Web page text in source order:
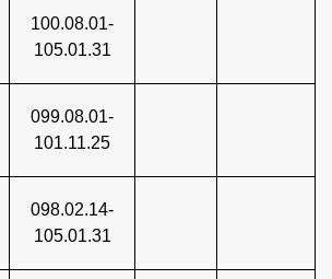
100.08.01-
105.01.31
099.08.01-
101.11.25
098.02.14-
105.01.31